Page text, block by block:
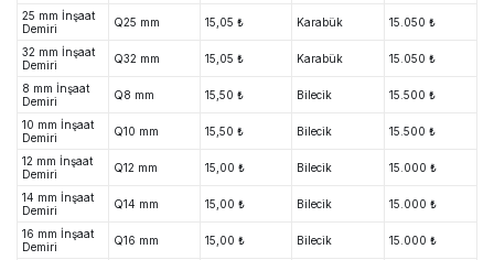
25 mm İnşaat
Demiri
Q25 mm 15,05 ₺ Karabük 15.050 ₺
32 mm İnşaat
Demiri
Q32 mm 15,05 ₺ Karabük 15.050 ₺
8 mm İnşaat
Demiri
Q8 mm 15,50 ₺ Bilecik 15.500 ₺
10 mm İnşaat
Demiri
Q10 mm 15,50 ₺ Bilecik 15.500 ₺
12 mm İnşaat
Demiri
Q12 mm 15,00 ₺ Bilecik 15.000 ₺
14 mm İnşaat
Demiri
Q14 mm 15,00 ₺ Bilecik 15.000 ₺
16 mm İnşaat
Demiri
Q16 mm 15,00 ₺ Bilecik 15.000 ₺